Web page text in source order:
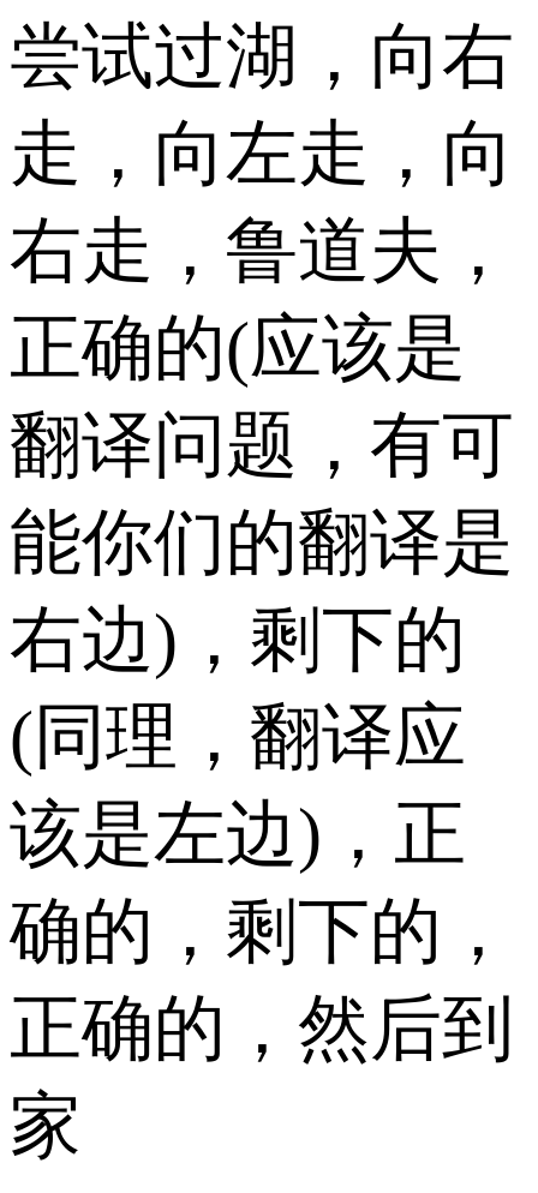
尝试过湖，向右
走，向左走，向
右走，鲁道夫，
正确的(应该是
翻译问题，有可
能你们的翻译是
右边)，剩下的
(同理，翻译应
该是左边)，正
确的，剩下的，
正确的，然后到
家